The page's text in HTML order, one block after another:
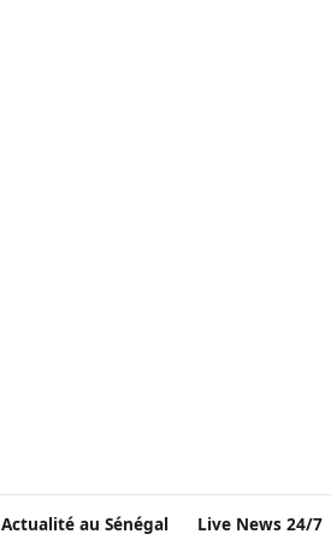
Actualité au Sénégal Live News 24/7